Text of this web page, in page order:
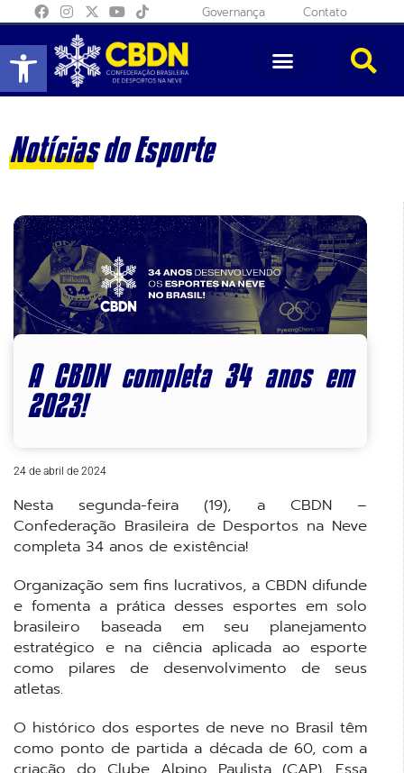
Abrir a barra de ferramentas
Governança Contato
Notícias do Esporte
A CBDN completa 34 anos em
2023!
24 de abril de 2024
Nesta segunda-feira (19), a CBDN –
Confederação Brasileira de Desportos na Neve
completa 34 anos de existência!
Organização sem fins lucrativos, a CBDN difunde
e fomenta a prática desses esportes em solo
brasileiro baseada em seu planejamento
estratégico e na ciência aplicada ao esporte
como pilares de desenvolvimento de seus
atletas.
O histórico dos esportes de neve no Brasil têm
como ponto de partida a década de 60, com a